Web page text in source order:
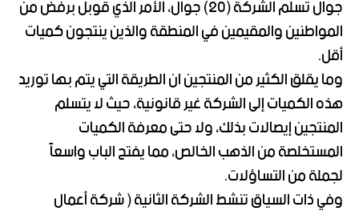
جوال تسلم الشركة (20) جوال، الأمر الذي قوبل برفض من
المواطنين والمقيمين في المنطقة والذين ينتجون كميات
أقل.
وما يقلق الكثير من المنتجين ان الطريقة التي يتم بها توريد
هذه الكميات إلى الشركة غير قانونية، حيث لا يتسلم
المنتجين إيصالات بذلك، ولا حتى معرفة الكميات
المستخلصة من الذهب الخالص، مما يفتح الباب واسعاً
لجملة من التساؤلات.
وفي ذات السياق تنشط الشركة الثانية ( شركة أعمال